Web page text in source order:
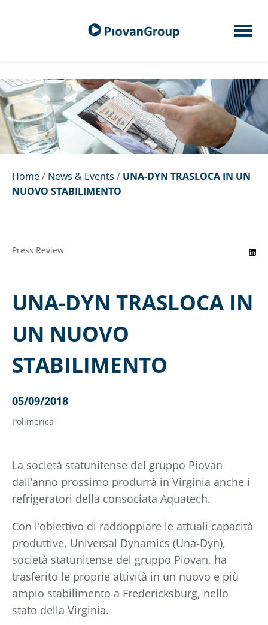
Home/ News & Events / UNA-DYN TRASLOCA IN UN
NUOVO STABILIMENTO
Press Review
UNA-DYN TRASLOCA IN
UN NUOVO
STABILIMENTO
05/09/2018
Polimerica
La società statunitense del gruppo Piovan
dall’anno prossimo produrrà in Virginia anche i
refrigeratori della consociata Aquatech.
Con l’obiettivo di raddoppiare le attuali capacità
produttive, Universal Dynamics (Una-Dyn),
società statunitense del gruppo Piovan, ha
trasferito le proprie attività in un nuovo e più
ampio stabilimento a Fredericksburg, nello
stato della Virginia.